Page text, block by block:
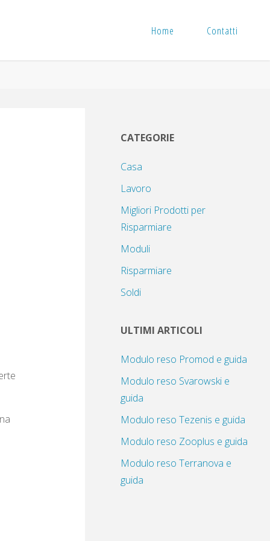
Home Contatti
CATEGORIE
Casa
Lavoro
Migliori Prodotti per
Risparmiare
Moduli
Risparmiare
Soldi
ULTIMI ARTICOLI
Modulo reso Promod e guida
Modulo reso Svarowski e
guida
Modulo reso Tezenis e guida
Modulo reso Zooplus e guida
Modulo reso Terranova e
guida